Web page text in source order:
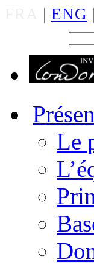
| ENG |
Le